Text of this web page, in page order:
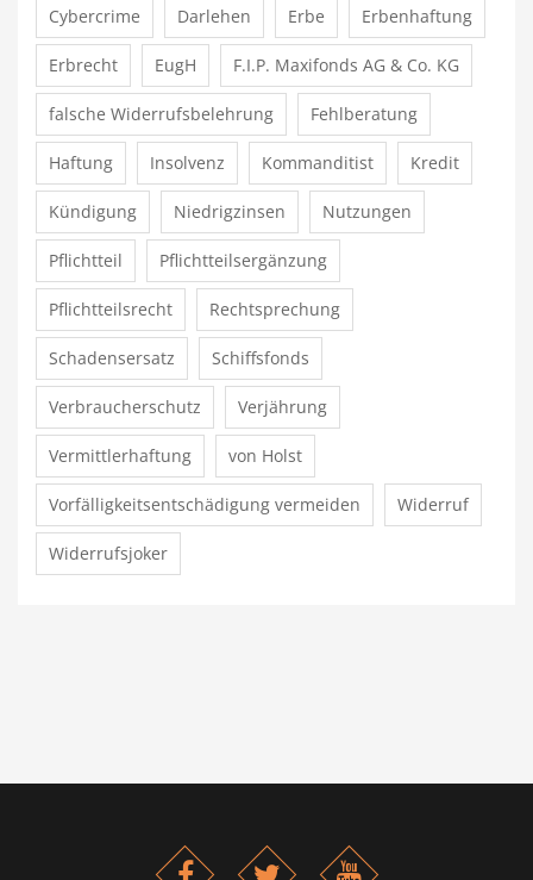
Cybercrime Darlehen Erbe Erbenhaftung
Erbrecht EugH F.I.P. Maxifonds AG & Co. KG
falsche Widerrufsbelehrung Fehlberatung
Haftung Insolvenz Kommanditist Kredit
Kündigung Niedrigzinsen Nutzungen
Pflichtteil Pflichtteilsergänzung
Pflichtteilsrecht Rechtsprechung
Schadensersatz Schiffsfonds
Verbraucherschutz Verjährung
Vermittlerhaftung von Holst
Vorfälligkeitsentschädigung vermeiden Widerruf
Widerrufsjoker